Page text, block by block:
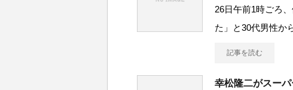
26日午前1時ごろ
た」と30代男性か
記事を読む
幸松隆二がスー